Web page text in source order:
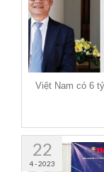
Việt Nam có 6
22
4 - 2023